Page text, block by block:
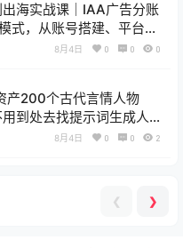
海实战课｜IAA广告分账
式，从账号搭建、平台规
教程
8月4日 0 0 0
产200个古代言情人物
到处去找提示词生成人
8月4日 0 0 2
❮ ❯